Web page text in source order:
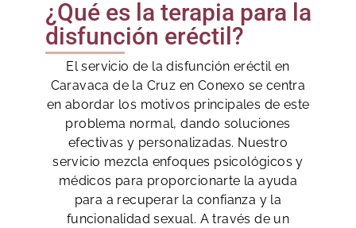
¿Qué es la terapia para la
disfunción eréctil?
El servicio de la disfunción eréctil en
Caravaca de la Cruz en Conexo se centra
en abordar los motivos principales de este
problema normal, dando soluciones
efectivas y personalizadas. Nuestro
servicio mezcla enfoques psicológicos y
médicos para proporcionarte la ayuda
para a recuperar la confianza y la
funcionalidad sexual. A través de un